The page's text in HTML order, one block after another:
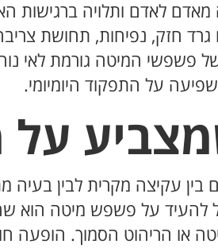
לאדם ותלויה ברגישות
חזק, נפיחות, תחושת
פשפשי המיטה גורמת לאי
על התפקוד היומיומי.
על
בין עקיצה מקרית לבין
להעיד על פשפש מיטה הוא
או הריהוט הסמוך.